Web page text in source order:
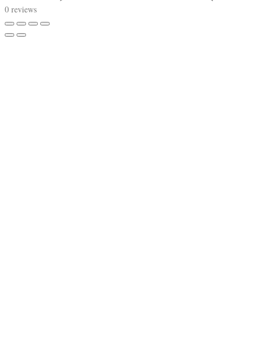
0 reviews